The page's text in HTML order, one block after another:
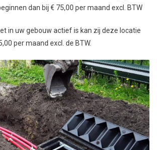
dan bij € 75,00 per maand excl. BTW
in uw gebouw actief is kan zij deze locatie
per maand excl. de BTW.